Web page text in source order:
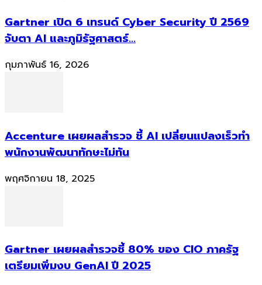
Gartner เปิด 6 เทรนด์ Cyber Security ปี 2569
จับตา AI และภูมิรัฐศาสตร์...
กุมภาพันธ์ 16, 2026
Accenture เผยผลสำรวจ ชี้ AI เปลี่ยนแปลงเร็วทำ
พนักงานพัฒนาทักษะไม่ทัน
พฤศจิกายน 18, 2025
Gartner เผยผลสำรวจชี้ 80% ของ CIO ภาครัฐ
เตรียมเพิ่มงบ GenAI ปี 2025